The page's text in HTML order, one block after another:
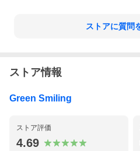
ストアに質問
ストア情報
Green Smiling
ストア評価
4.69